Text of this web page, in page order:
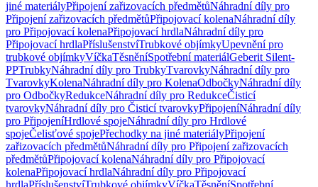
jiné materiályPřipojení zařizovacích předmětůNáhradní díly pro
Připojení zařizovacích předmětůPřipojovací kolenaNáhradní díly
pro Připojovací kolenaPřipojovací hrdlaNáhradní díly pro
Připojovací hrdlaPříslušenstvíTrubkové objímkyUpevnění pro
trubkové objímkyVíčkaTěsněníSpotřební materiálGeberit Silent-
PPTrubkyNáhradní díly pro TrubkyTvarovkyNáhradní díly pro
TvarovkyKolenaNáhradní díly pro KolenaOdbočkyNáhradní díly
pro OdbočkyRedukceNáhradní díly pro RedukceČisticí
tvarovkyNáhradní díly pro Čisticí tvarovkyPřipojeníNáhradní díly
pro PřipojeníHrdlové spojeNáhradní díly pro Hrdlové
spojeČelisťové spojePřechodky na jiné materiályPřipojení
zařizovacích předmětůNáhradní díly pro Připojení zařizovacích
předmětůPřipojovací kolenaNáhradní díly pro Připojovací
kolenaPřipojovací hrdlaNáhradní díly pro Připojovací
hrdlaPříslušenstvíTrubkové objímkyVíčkaTěsněníSpotřební